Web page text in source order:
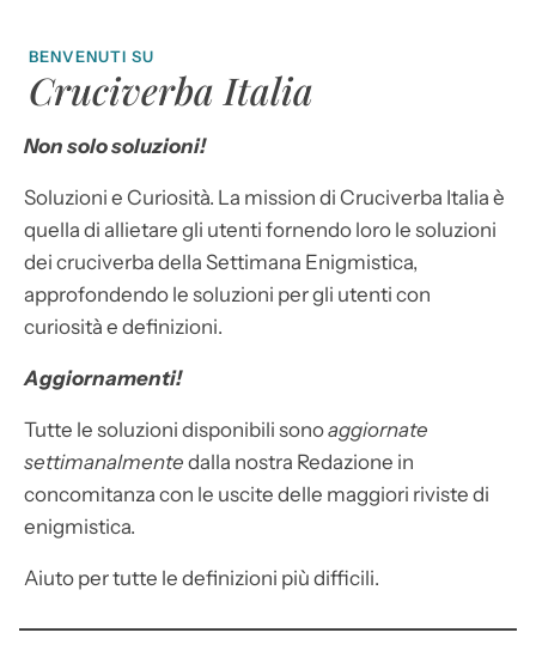
BENVENUTI SU
Cruciverba Italia
Non solo soluzioni!
Soluzioni e Curiosità. La mission di Cruciverba Italia è
quella di allietare gli utenti fornendo loro le soluzioni
dei cruciverba della Settimana Enigmistica,
approfondendo le soluzioni per gli utenti con
curiosità e definizioni.
Aggiornamenti!
Tutte le soluzioni disponibili sonoaggiornate
settimanalmente dalla nostra Redazione in
concomitanza con le uscite delle maggiori riviste di
enigmistica.
Aiuto per tutte le definizioni più difficili.